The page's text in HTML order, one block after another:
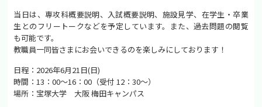
当日は、専攻科概要説明、入試概要説明、施設見学、在学生・卒業
生とのフリートークなどを予定しています。また、過去問題の閲覧
も可能です。
教職員一同皆さまにお会いできるのを楽しみにしております！
日程：2026年6月21日(日)
時間：13：00～16：00（受付 12：30～）
場所：宝塚大学 大阪 梅田キャンパス